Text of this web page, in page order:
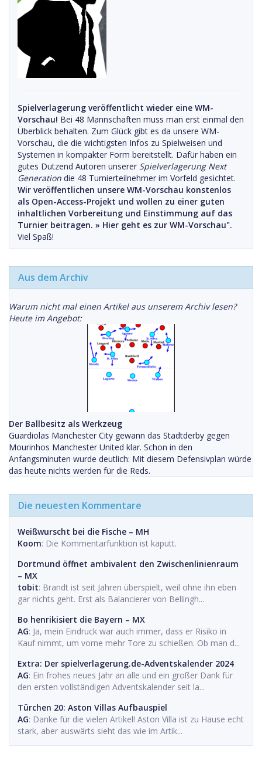
Spielverlagerung veröffentlicht wieder eine WM-
Vorschau! Bei 48 Mannschaften muss man erst einmal den
Überblick behalten. Zum Glück gibt es da unsere WM-
Vorschau, die die wichtigsten Infos zu Spielweisen und
Systemen in kompakter Form bereitstellt. Dafür haben ein
gutes Dutzend Autoren unserer Spielverlagerung Next
Generation die 48 Turnierteilnehmer im Vorfeld gesichtet.
Wir veröffentlichen unsere WM-Vorschau konstenlos
als Open-Access-Projekt und wollen zu einer guten
inhaltlichen Vorbereitung und Einstimmung auf das
Turnier beitragen. » Hier geht es zur WM-Vorschau".
Viel Spaß!
Aus dem Archiv
Warum nicht mal einen Artikel aus unserem Archiv lesen?
Heute im Angebot:
Der Ballbesitz als Werkzeug
Guardiolas Manchester City gewann das Stadtderby gegen
Mourinhos Manchester United klar. Schon in den
Anfangsminuten wurde deutlich: Mit diesem Defensivplan würde
das heute nichts werden für die Reds.
Die neuesten Kommentare
Weißwurscht bei die Fische – MH
Koom: Die Kommentarfunktion ist kaputt.
Dortmund öffnet ambivalent den Zwischenlinienraum
– MX
tobit: Brandt ist seit Jahren überspielt, weil ohne ihn eben
gar nichts geht. Erst als Balancierer von Bellingh...
Bo henrikisiert die Bayern – MX
AG: Ja, mein Eindruck war auch immer, dass er Risiko in
Kauf nimmt, um vorne mehr Tore zu schießen. Ob man d...
Extra: Der spielverlagerung.de-Adventskalender 2024
AG: Ein frohes neues Jahr an alle und ein großer Dank für
den ersten vollständigen Adventskalender seit la...
Türchen 20: Aston Villas Aufbauspiel
AG: Danke für die vielen Artikel! Aston Villa ist zu Hause echt
stark, aber auswärts sieht das wie im Artik...